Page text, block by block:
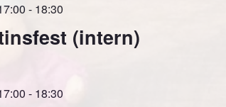
(intern)
- 18:30
- 18:30